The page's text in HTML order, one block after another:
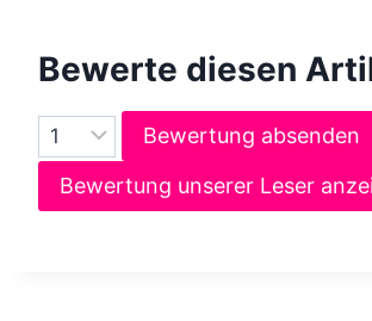
Bewerte diesen
Bewertung absenden
Bewertung unserer Leser